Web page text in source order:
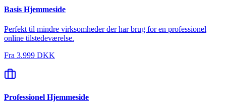
Basis Hjemmeside
Perfekt til mindre virksomheder der har brug for en professionel
online tilstedeværelse.
Fra 3.999 DKK
Professionel Hjemmeside